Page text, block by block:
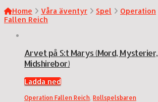
Home
Våra äventyr Spel
Operation
Fallen Reich
Arvet på S:t Marys (Mord, Mysterier,
Midshirebor)
Ladda ned
Operation Fallen Reich Rollspelsbaren